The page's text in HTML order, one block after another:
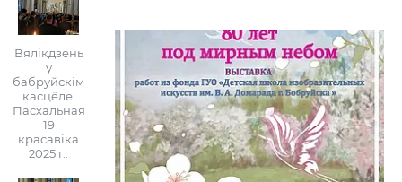
Вялікдзень
у
бабруйскім
касцёле:
Пасхальная
19
красавіка
2025 г..